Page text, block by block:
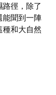
徑，除了
能聞到一陣
種和大自然